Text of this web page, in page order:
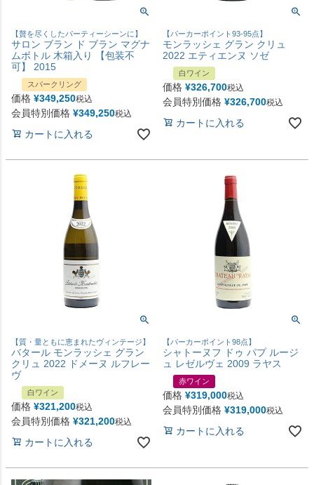
【贅を尽くしたパーティーシーンに】
サロン ブラン ド ブラン マグナ
ムボトル 木箱入り 【包装不
可】 2015
スパークリング
価格 ¥349,250税込
会員特別価格 ¥349,250税込
カートに入れる
【パーカーポイント93-95点】
モンラッシェ グラン クリュ
2022 エティエンヌ ソゼ
白ワイン
価格 ¥326,700税込
会員特別価格 ¥326,700税込
カートに入れる
【質・量ともに恵まれたヴィンテージ】
バタール モンラッシェ グラン
クリュ 2022 ドメーヌ ルフレー
ヴ
白ワイン
価格 ¥321,200税込
会員特別価格 ¥321,200税込
カートに入れる
【パーカーポイント98点】
シャトーヌフ ドゥ パプ ルージ
ュ レゼルヴェ 2009 ラヤス
赤ワイン
価格 ¥319,000税込
会員特別価格 ¥319,000税込
カートに入れる